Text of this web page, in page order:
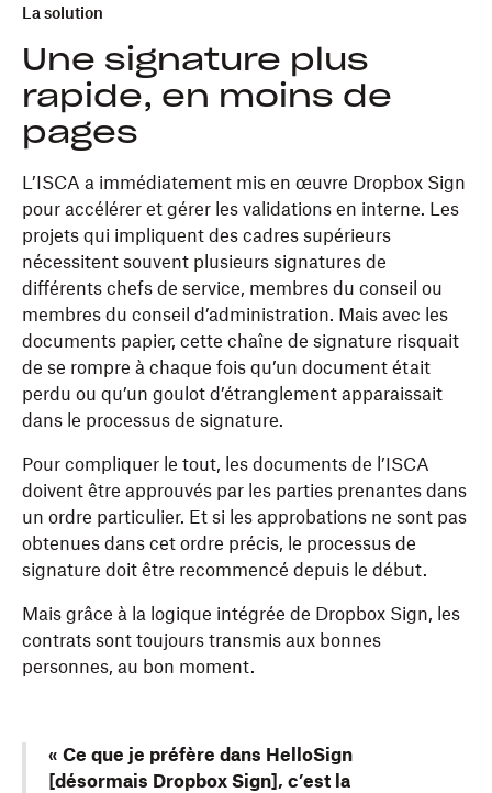
La solution
Une signature plus
rapide, en moins de
pages
L’ISCA a immédiatement mis en œuvre Dropbox Sign
pour accélérer et gérer les validations en interne. Les
projets qui impliquent des cadres supérieurs
nécessitent souvent plusieurs signatures de
différents chefs de service, membres du conseil ou
membres du conseil d’administration. Mais avec les
documents papier, cette chaîne de signature risquait
de se rompre à chaque fois qu’un document était
perdu ou qu’un goulot d’étranglement apparaissait
dans le processus de signature.
Pour compliquer le tout, les documents de l’ISCA
doivent être approuvés par les parties prenantes dans
un ordre particulier. Et si les approbations ne sont pas
obtenues dans cet ordre précis, le processus de
signature doit être recommencé depuis le début.
Mais grâce à la logique intégrée de Dropbox Sign, les
contrats sont toujours transmis aux bonnes
personnes, au bon moment.
« Ce que je préfère dans HelloSign
[désormais Dropbox Sign], c’est la